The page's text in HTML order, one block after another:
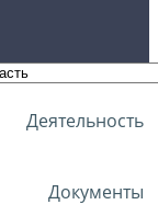
Деятельность
Документы